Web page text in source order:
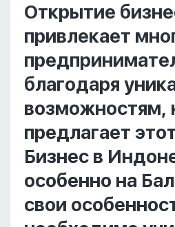
Открытие
привлекает
благодаря
возможностям,
предлагает
Бизнес в
особенно на
свои